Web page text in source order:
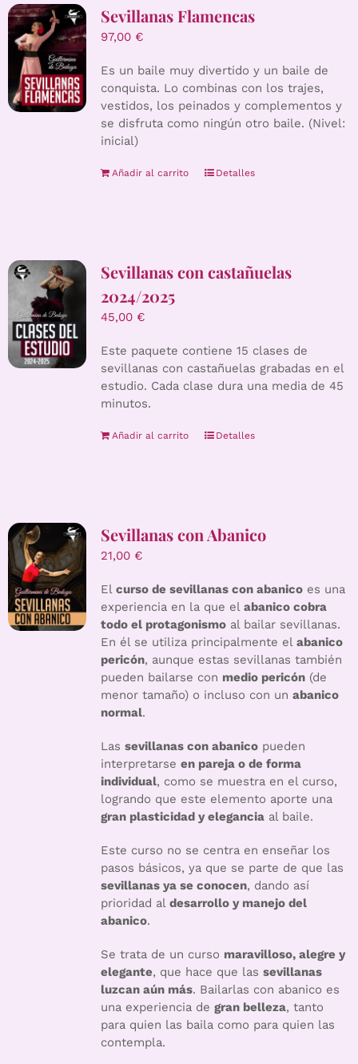
Sevillanas Flamencas
97,00 €
Es un baile muy divertido y un baile de
conquista. Lo combinas con los trajes,
vestidos, los peinados y complementos y
se disfruta como ningún otro baile. (Nivel:
inicial)
Añadir al carrito Detalles
Sevillanas con castañuelas
2024/2025
45,00 €
Este paquete contiene 15 clases de
sevillanas con castañuelas grabadas en el
estudio. Cada clase dura una media de 45
minutos.
Añadir al carrito Detalles
Sevillanas con Abanico
21,00 €
El curso de sevillanas con abanicoes una
experiencia en la que el abanico cobra
todo el protagonismoal bailar sevillanas.
En él se utiliza principalmente el abanico
pericón, aunque estas sevillanas también
pueden bailarse con medio pericón(de
menor tamaño) o incluso con un abanico
normal.
Las sevillanas con abanicopueden
interpretarse en pareja o de forma
individual, como se muestra en el curso,
logrando que este elemento aporte una
gran plasticidad y eleganciaal baile.
Este curso no se centra en enseñar los
pasos básicos, ya que se parte de que las
sevillanas ya se conocen, dando así
prioridad al desarrollo y manejo del
abanico.
Se trata de un curso maravilloso, alegre y
elegante, que hace que las sevillanas
luzcan aún más. Bailarlas con abanico es
una experiencia de gran belleza, tanto
para quien las baila como para quien las
contempla.